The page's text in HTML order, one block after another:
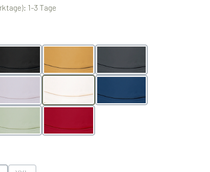
1-3 Tage
Black Butterscotch
Natur Ocean
Pistachio Rubyred